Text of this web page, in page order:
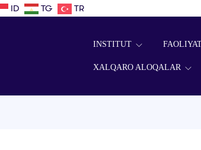
ID TG TR
INSTITUT
XALQARO ALOQALAR